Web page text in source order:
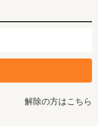
解除の方はこちら